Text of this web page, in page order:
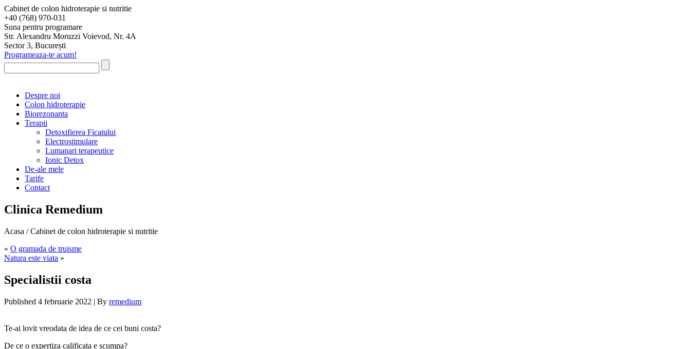
Cabinet de colon hidroterapie si nutritie
+40 (768) 970-031
Suna pentru programare
Str. Alexandru Moruzzi Voievod, Nr. 4A
Sector 3, București
Programeaza-te acum!
Despre noi
Colon hidroterapie
Biorezonanta
Terapii
Detoxifierea Ficatului
Electrostimulare
Lumanari terapeutice
Ionic Detox
De-ale mele
Tarife
Contact
Clinica Remedium
Acasa / Cabinet de colon hidroterapie si nutritie
« O gramada de truisme
Natura este viata »
Specialistii costa
Published 4 februarie 2022 | By remedium
Te-ai lovit vreodata de idea de ce cei buni costa?
De ce o expertiza calificata e scumpa?